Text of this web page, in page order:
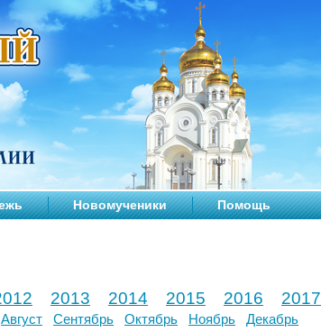
Новомученики Помощь
2013 2014 2015 2016 2017
Август Сентябрь Октябрь Ноябрь
Декабрь